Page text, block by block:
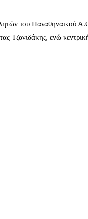
του Παναθηναϊκού
Τζανιδάκης, ενώ